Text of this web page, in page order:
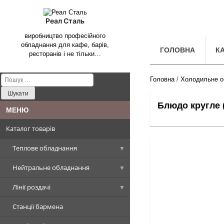
Реал Сталь
виробництво професійного
обладнання для кафе, барів,
ресторанів і не тільки…
Пошук:
Каталог товарів
Теплове обладнання
Котли харчоварильні
Котел харчоварильний
Плити промислові
Плити стандарт
Сковороди промислові
Нейтральне обладнання
Столи, Стіл-ванни, Стіл-тумби
Столи виробничі
Стелажі виробничі
Лінії роздачі
Вітрини холодильні
Станції бармена
ГОЛОВНА
Головна/ Холодильне
Блюдо кругле